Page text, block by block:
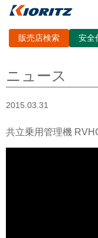
販売店検索 安全
ニュース
2015.03.31
共立乗用管理機